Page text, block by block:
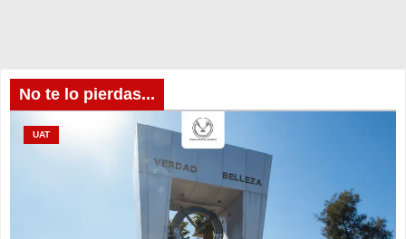
No te lo pierdas...
UAT